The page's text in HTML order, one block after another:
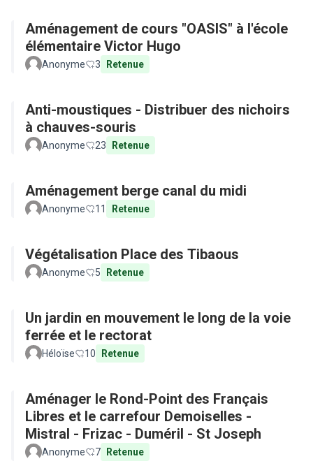
Aménagement de cours "OASIS" à l'école
élémentaire Victor Hugo
Anonyme 3 Retenue
Anti-moustiques - Distribuer des nichoirs
à chauves-souris
Anonyme 23 Retenue
Aménagement berge canal du midi
Anonyme 11 Retenue
Végétalisation Place des Tibaous
Anonyme 5 Retenue
Un jardin en mouvement le long de la voie
ferrée et le rectorat
Héloïse 10 Retenue
Aménager le Rond-Point des Français
Libres et le carrefour Demoiselles -
Mistral - Frizac - Duméril - St Joseph
Anonyme 7 Retenue